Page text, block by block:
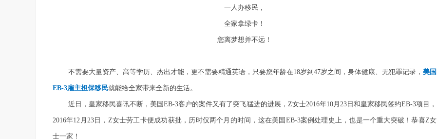
一人 办移民 ，
全家拿绿卡！
您离梦想并不远！
不需要大量资产、高等学历、杰出才能，更不需要精通英语，只要您年龄在18岁到47岁之间 ，身体健康、无犯罪记录， 美国
EB-3雇主担保移民就能给全家带来全新的生活。
近日，皇家移民喜讯不断，美国EB-3客户的案件又有了突飞猛进的进展，Z女士2016年10月23日 和皇家移民签约EB-3项目，
2016年12月23日，Z女士劳工卡便成功获批，历时仅两个月的时间， 这在美国 EB-3案例处理史上，也是一个重大突破！恭喜Z女
士一家！